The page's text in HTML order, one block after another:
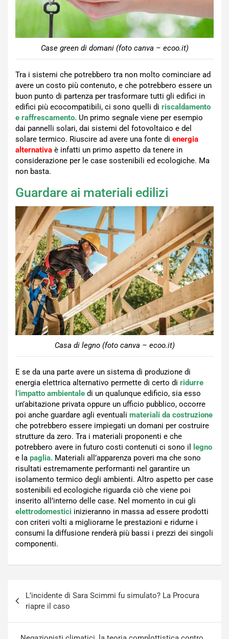
Case green di domani (foto canva – ecoo.it)
Tra i sistemi che potrebbero tra non molto cominciare ad
avere un costo più contenuto, e che potrebbero essere un
buon punto di partenza per trasformare tutti gli edifici in
edifici più ecocompatibili, ci sono quelli di riscaldamento
e raffrescamento. Un primo segnale viene per esempio
dai pannelli solari, dai sistemi del fotovoltaico e del
solare termico. Riuscire ad avere una fonte di energia
alternativa è infatti un primo aspetto da tenere in
considerazione per le case sostenibili ed ecologiche. Ma
non basta.
Guardare ai materiali edilizi
Casa di legno (foto canva – ecoo.it)
E se da una parte avere un sistema di produzione di
energia elettrica alternativo permette di certo di ridurre
l’impatto ambientale di un qualunque edificio, sia esso
un’abitazione privata oppure un ufficio pubblico, occorre
poi anche guardare agli eventuali materiali da costruzione
che potrebbero essere impiegati un domani per costruire
strutture da zero. Tra i materiali proponenti e che
potrebbero avere in futuro costi contenuti ci sono il
legno
e la paglia. Materiali all’apparenza poveri ma che sono
risultati estremamente performanti nel garantire un
isolamento termico degli ambienti. Altro aspetto per case
sostenibili ed ecologiche riguarda ciò che viene poi
inserito all’interno delle case. Nel momento in cui gli
elettrodomestici inizieranno in massa ad essere prodotti
con criteri volti a migliorarne le prestazioni e ridurne i
consumi la diffusione renderà più bassi i prezzi dei singoli
componenti.
articoli
L’incidente di Sara Scimmi fu simulato? La Procura
riapre il caso